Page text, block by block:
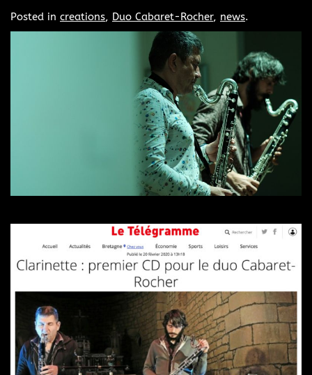
Posted in creations, Duo Cabaret-Rocher, news.